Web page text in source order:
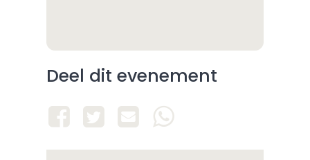
Deel dit evenement